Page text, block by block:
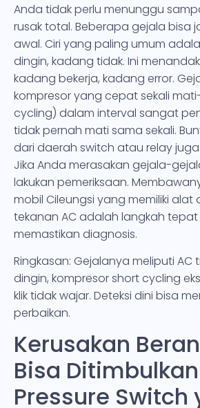
Anda tidak perlu menunggu
rusak total. Beberapa gejala bisa
awal. Ciri yang paling umum
dingin, kadang tidak. Ini
kadang bekerja, kadang error.
kompresor yang cepat sekali
cycling) dalam interval sangat
tidak pernah mati sama sekali.
dari daerah switch atau relay
Jika Anda merasakan gejala-
lakukan pemeriksaan.
mobil Cileungsi yang memiliki alat
tekanan AC adalah langkah tepat
memastikan diagnosis.
Ringkasan: Gejalanya meliputi AC
dingin, kompresor short cycling
klik tidak wajar. Deteksi dini bisa
perbaikan.
Kerusakan
Bisa
Pressure Switch